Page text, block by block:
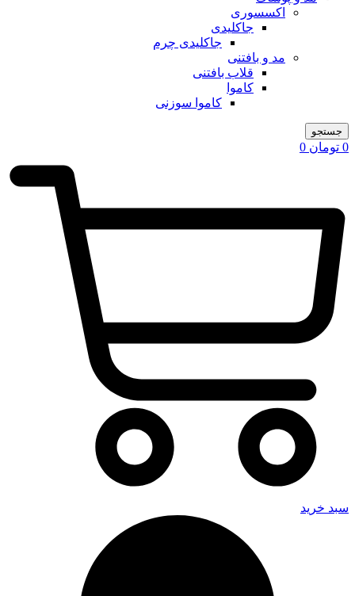
اکسسوری
جاکلیدی
جاکلیدی چرم
مد و بافتنی
قلاب بافتنی
کاموا
کاموا سوزنی
جستجو
0 تومان 0
سبد خرید